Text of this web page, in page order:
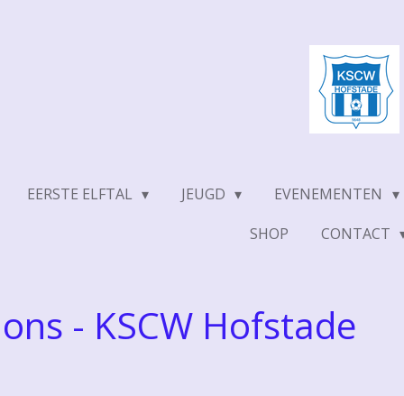
EERSTE ELFTAL JEUGD EVENEMENTEN
SHOP
CONTACT
- KSCW Hofstade